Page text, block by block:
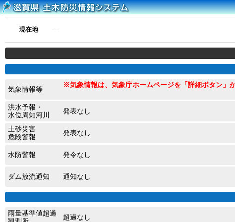
現在地 ―
気象情報等
※気象情報は、気象庁ホームページを「詳細ボタン」
洪水予報・
水位周知河川
発表なし
土砂災害
危険警報
発表なし
水防警報 発令なし
ダム放流通知 通知なし
雨量基準値超過
超過なし